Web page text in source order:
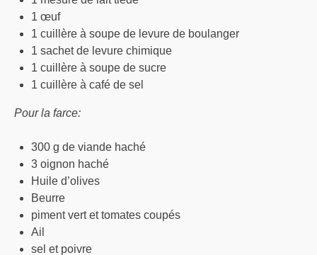
1 œuf
1 cuillère à soupe de levure de boulanger
1 sachet de levure chimique
1 cuillère à soupe de sucre
1 cuillère à café de sel
Pour la farce:
300 g de viande haché
3 oignon haché
Huile d’olives
Beurre
piment vert et tomates coupés
Ail
sel et poivre